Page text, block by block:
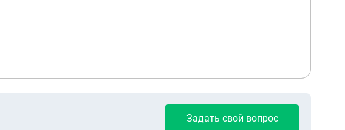
Задать свой вопрос